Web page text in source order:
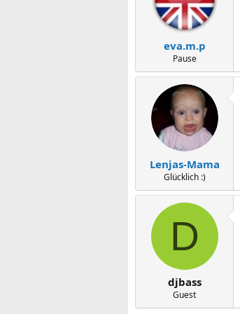
eva.m.p
Pause
Lenjas-Mama
Glücklich :)
D
djbass
Guest